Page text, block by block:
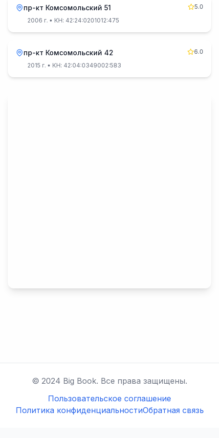
пр-кт Комсомольский 51
5.0
2006 г. • КН: 42:24:0201012:475
пр-кт Комсомольский 42
6.0
2015 г. • КН: 42:04:0349002:583
© 2024 Big Book. Все права защищены.
Пользовательское соглашение
Политика конфиденциальностиОбратная связь